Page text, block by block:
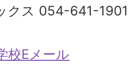
クス 054-641-1901
校Eメール